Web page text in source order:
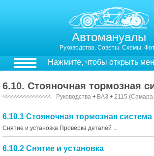
Автомануалы
Руководства. Советы. Схемы.
Нажмите, чтобы открыть
6.10. Стояночная тормозная
Руководства ￫ ВАЗ ￫ 2115 (Самара
6.10.1 Стояночная тормозная система
Снятие и установка Проверка деталей ...
6.10.2 Снятие и установка